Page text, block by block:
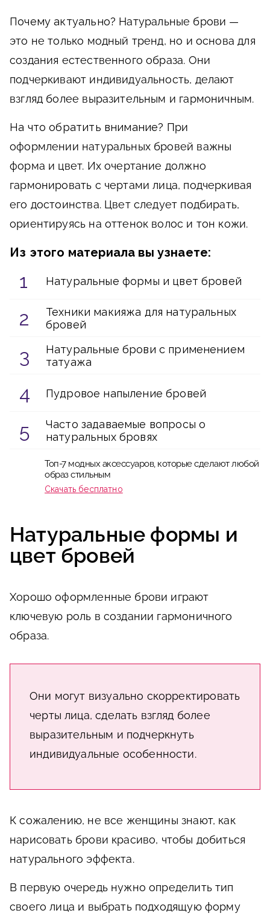
Почему актуально? Натуральные брови —
это не только модный тренд, но и основа для
создания естественного образа. Они
подчеркивают индивидуальность, делают
взгляд более выразительным и гармоничным.
На что обратить внимание? При
оформлении натуральных бровей важны
форма и цвет. Их очертание должно
гармонировать с чертами лица, подчеркивая
его достоинства. Цвет следует подбирать,
ориентируясь на оттенок волос и тон кожи.
Из этого материала вы узнаете:
Натуральные формы и цвет бровей
Техники макияжа для натуральных
бровей
Натуральные брови с применением
татуажа
Пудровое напыление бровей
Часто задаваемые вопросы о
натуральных бровях
Топ-7 модных аксессуаров, которые сделают любой
образ стильным
Скачать бесплатно
Натуральные формы и
цвет бровей
Хорошо оформленные брови играют
ключевую роль в создании гармоничного
образа.
Они могут визуально скорректировать
черты лица, сделать взгляд более
выразительным и подчеркнуть
индивидуальные особенности.
К сожалению, не все женщины знают, как
нарисовать брови красиво, чтобы добиться
натурального эффекта.
В первую очередь нужно определить тип
своего лица и выбрать подходящую форму